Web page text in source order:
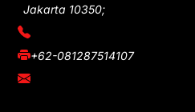
Jakarta 10350;
(021) 3908026
+62-081287514107
adm@iawnews.com